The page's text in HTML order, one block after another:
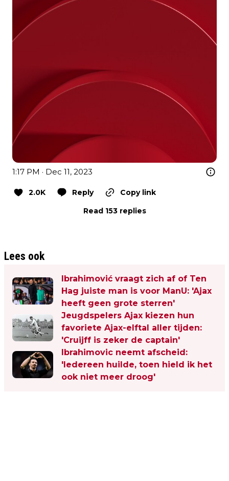
1:17 PM · Dec 11, 2023
2.0K Reply
Copy link
Read 153 replies
Lees ook
Ibrahimović vraagt zich af of Ten
Hag juiste man is voor ManU: 'Ajax
heeft geen grote sterren'
Jeugdspelers Ajax kiezen hun
favoriete Ajax-elftal aller tijden:
'Cruijff is zeker de captain'
Ibrahimovic neemt afscheid:
'Iedereen huilde, toen hield ik het
ook niet meer droog'